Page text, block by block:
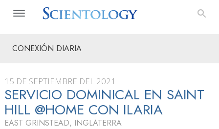
CONEXIÓN DIARIA
15 DE SEPTIEMBRE DEL 2021
SERVICIO DOMINICAL EN SAINT
HILL @HOME CON ILARIA
EAST GRINSTEAD, INGLATERRA